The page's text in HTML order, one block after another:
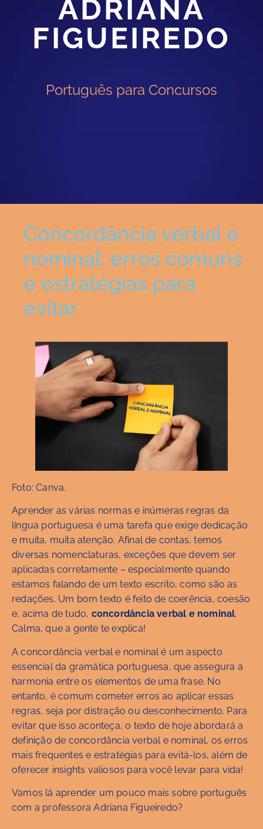
ADRIANA
FIGUEIREDO
Português para Concursos
Concordância verbal e
nominal: erros comuns
e estratégias para
evitar
Foto: Canva.
Aprender as várias normas e inúmeras regras da
língua portuguesa é uma tarefa que exige dedicação
e muita, muita atenção. Afinal de contas, temos
diversas nomenclaturas, exceções que devem ser
aplicadas corretamente – especialmente quando
estamos falando de um texto escrito, como são as
redações. Um bom texto é feito de coerência, coesão
e, acima de tudo, concordância verbal e nominal.
Calma, que a gente te explica!
A concordância verbal e nominal é um aspecto
essencial da gramática portuguesa, que assegura a
harmonia entre os elementos de uma frase. No
entanto, é comum cometer erros ao aplicar essas
regras, seja por distração ou desconhecimento. Para
evitar que isso aconteça, o texto de hoje abordará a
definição de concordância verbal e nominal, os erros
mais frequentes e estratégias para evitá-los, além de
oferecer insights valiosos para você levar para vida!
Vamos lá aprender um pouco mais sobre português
com a professora Adriana Figueiredo?